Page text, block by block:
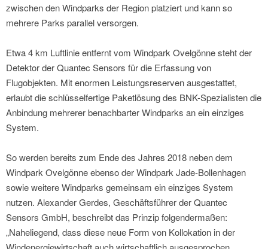
zwischen den Windparks der Region platziert und kann so
mehrere Parks parallel versorgen.
Etwa 4 km Luftlinie entfernt vom Windpark Ovelgönne steht der
Detektor der Quantec Sensors für die Erfassung von
Flugobjekten. Mit enormen Leistungsreserven ausgestattet,
erlaubt die schlüsselfertige Paketlösung des BNK-Spezialisten die
Anbindung mehrerer benachbarter Windparks an ein einziges
System.
So werden bereits zum Ende des Jahres 2018 neben dem
Windpark Ovelgönne ebenso der Windpark Jade-Bollenhagen
sowie weitere Windparks gemeinsam ein einziges System
nutzen. Alexander Gerdes, Geschäftsführer der Quantec
Sensors GmbH, beschreibt das Prinzip folgendermaßen:
„Naheliegend, dass diese neue Form von Kollokation in der